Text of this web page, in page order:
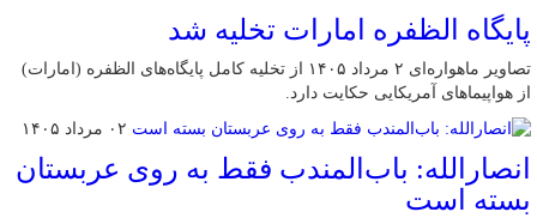
پایگاه الظفره امارات تخلیه شد
تصاویر ماهواره‌ای ۲ مرداد ۱۴۰۵ از تخلیه کامل پایگاه‌های الظفره (امارات)
از هواپیماهای آمریکایی حکایت دارد.
۰۲ مرداد ۱۴۰۵
انصارالله: باب‌المندب فقط به روی عربستان
بسته است